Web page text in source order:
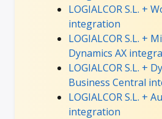
LOGIALCOR S.L. +
integration
LOGIALCOR S.L. +
Dynamics AX
LOGIALCOR S.L. +
Business Central
LOGIALCOR S.L. +
integration